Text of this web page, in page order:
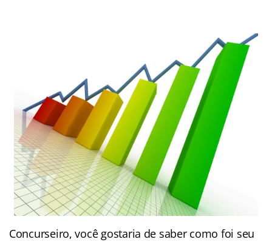
Concurseiro, você gostaria de saber como foi seu